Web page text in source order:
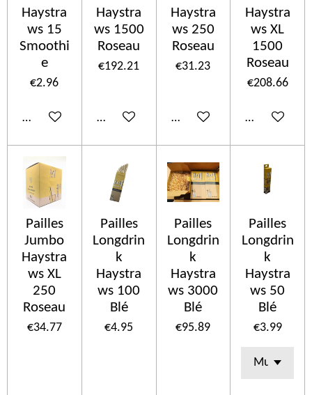
Haystra
ws 15
Smoothi
e
€2.96
Add to cart
Haystra
ws 1500
Roseau
€192.21
Add to cart
Haystra
ws 250
Roseau
€31.23
Add to cart
Haystra
ws XL
1500
Roseau
€208.66
Add to cart
Pailles
Jumbo
Haystra
ws XL
250
Roseau
€34.77
Pailles
Longdrin
k
Haystra
ws 100
Blé
€4.95
Pailles
Longdrin
k
Haystra
ws 3000
Blé
€95.89
Pailles
Longdrin
k
Haystra
ws 50
Blé
€3.99